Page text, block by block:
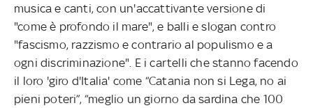
musica e canti, con un'accattivante versione di
"come è profondo il mare", e balli e slogan contro
"fascismo, razzismo e contrario al populismo e a
ogni discriminazione". E i cartelli che stanno facendo
il loro 'giro d'Italia' come “Catania non si Lega, no ai
pieni poteri”, “meglio un giorno da sardina che 100